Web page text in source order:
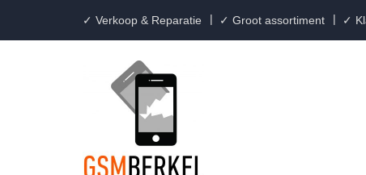
✓ Verkoop & Reparatie ✓ Groot assortiment ✓